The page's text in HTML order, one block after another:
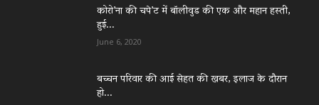
कोरो’ना की चपे’ट में बॉलीवुड की एक और महान हस्ती,
हुई...
June 6, 2020
बच्चन परिवार की आई सेहत की खबर, इलाज के दौरान
हो...